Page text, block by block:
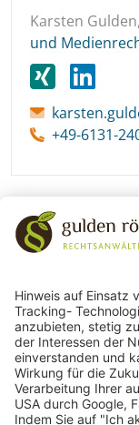
Karsten
und
+49-6131-